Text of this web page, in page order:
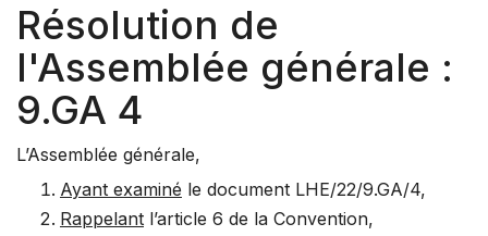
Résolution de
l'Assemblée générale :
9.GA 4
L’Assemblée générale,
Ayant examiné le document LHE/22/9.GA/4,
Rappelant l’article 6 de la Convention,